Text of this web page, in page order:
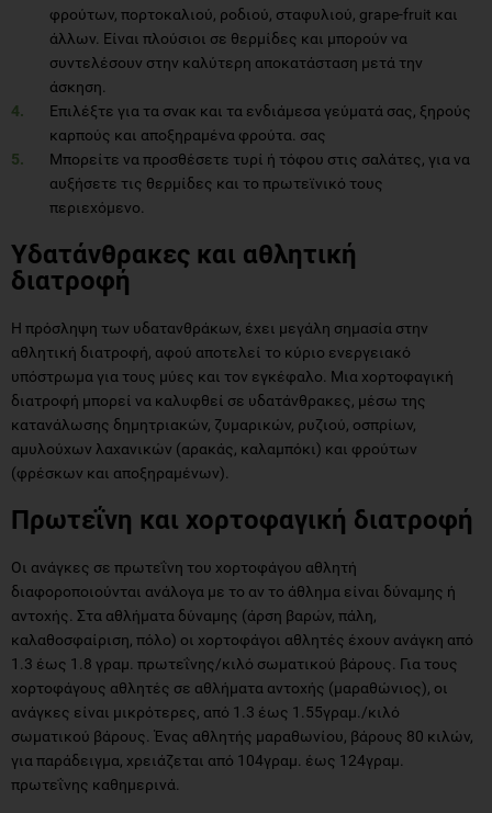
φρούτων, πορτοκαλιού, ροδιού, σταφυλιού, grape-fruit και
άλλων. Είναι πλούσιοι σε θερμίδες και μπορούν να
συντελέσουν στην καλύτερη αποκατάσταση μετά την
άσκηση.
Επιλέξτε για τα σνακ και τα ενδιάμεσα γεύματά σας, ξηρούς
καρπούς και αποξηραμένα φρούτα. σας
Μπορείτε να προσθέσετε τυρί ή τόφου στις σαλάτες, για να
αυξήσετε τις θερμίδες και το πρωτεϊνικό τους
περιεχόμενο.
Υδατάνθρακες και αθλητική
διατροφή
Η πρόσληψη των υδατανθράκων, έχει μεγάλη σημασία στην
αθλητική διατροφή, αφού αποτελεί το κύριο ενεργειακό
υπόστρωμα για τους μύες και τον εγκέφαλο. Μια χορτοφαγική
διατροφή μπορεί να καλυφθεί σε υδατάνθρακες, μέσω της
κατανάλωσης δημητριακών, ζυμαρικών, ρυζιού, οσπρίων,
αμυλούχων λαχανικών (αρακάς, καλαμπόκι) και φρούτων
(φρέσκων και αποξηραμένων).
Πρωτεΐνη και χορτοφαγική διατροφή
Οι ανάγκες σε πρωτεΐνη του χορτοφάγου αθλητή
διαφοροποιούνται ανάλογα με το αν το άθλημα είναι δύναμης ή
αντοχής. Στα αθλήματα δύναμης (άρση βαρών, πάλη,
καλαθοσφαίριση, πόλο) οι χορτοφάγοι αθλητές έχουν ανάγκη από
1.3 έως 1.8 γραμ. πρωτεΐνης/κιλό σωματικού βάρους. Για τους
χορτοφάγους αθλητές σε αθλήματα αντοχής (μαραθώνιος), οι
ανάγκες είναι μικρότερες, από 1.3 έως 1.55γραμ./κιλό
σωματικού βάρους. Ένας αθλητής μαραθωνίου, βάρους 80 κιλών,
για παράδειγμα, χρειάζεται από 104γραμ. έως 124γραμ.
πρωτεΐνης καθημερινά.